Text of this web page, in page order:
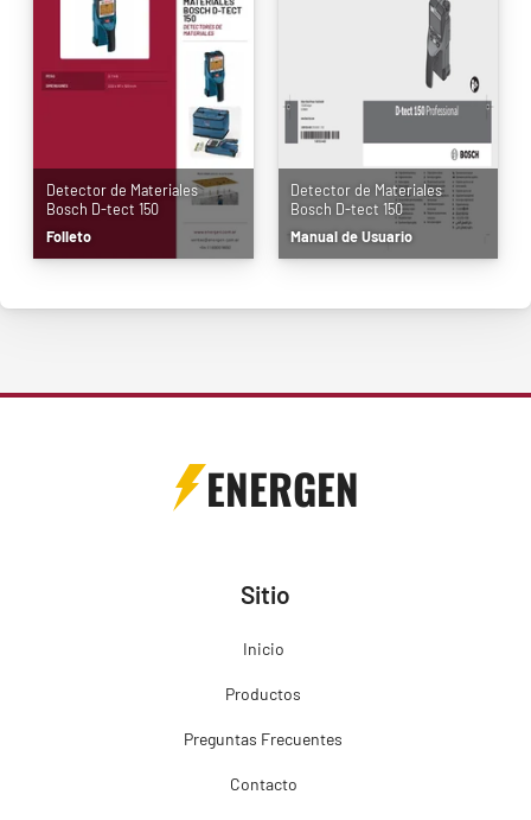
Detector de Materiales
Bosch D-tect 150
Folleto
Detector de Materiales
Bosch D-tect 150
Manual de Usuario
ENERGEN
Sitio
Inicio
Productos
Preguntas Frecuentes
Contacto